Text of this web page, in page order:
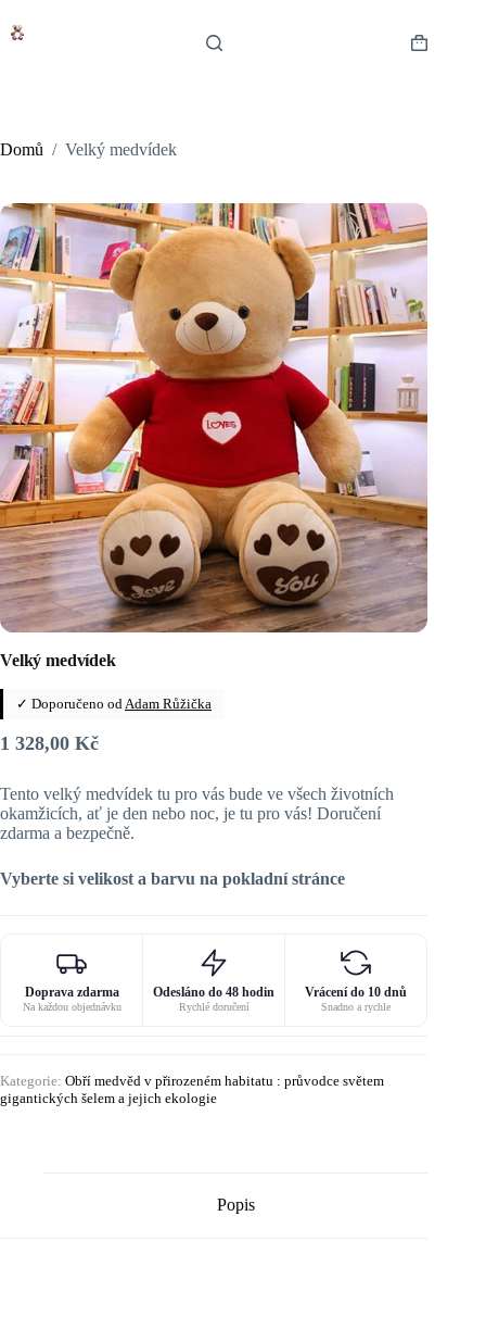
Shopping
Domů / Velký medvídek
Velký medvídek
✓ Doporučeno od Adam Růžička
1 328,00 Kč
Tento velký medvídek tu pro vás bude ve všech životních
okamžicích, ať je den nebo noc, je tu pro vás! Doručení
zdarma a bezpečně.
Vyberte si velikost a barvu na pokladní stránce
Doprava zdarma
Na každou objednávku
Odesláno do 48 hodin
Rychlé doručení
Vrácení do 10 dnů
Snadno a rychle
Kategorie: Obří medvěd v přirozeném habitatu : průvodce světem
gigantických šelem a jejich ekologie
Popis